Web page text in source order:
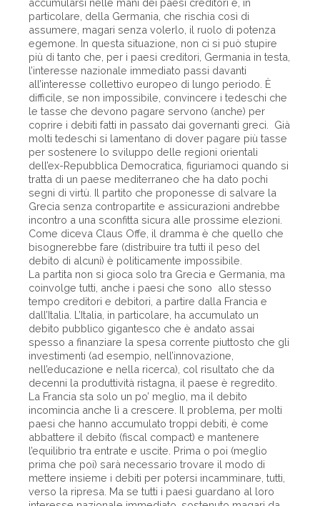
accumularsi nelle mani dei paesi creditori e, in
particolare, della Germania, che rischia così di
assumere, magari senza volerlo, il ruolo di potenza
egemone. In questa situazione, non ci si può stupire
più di tanto che, per i paesi creditori, Germania in testa,
l’interesse nazionale immediato passi davanti
all’interesse collettivo europeo di lungo periodo. È
difficile, se non impossibile, convincere i tedeschi che
le tasse che devono pagare servono (anche) per
coprire i debiti fatti in passato dai governanti greci. Già
molti tedeschi si lamentano di dover pagare più tasse
per sostenere lo sviluppo delle regioni orientali
dell’ex-Repubblica Democratica, figuriamoci quando si
tratta di un paese mediterraneo che ha dato pochi
segni di virtù. Il partito che proponesse di salvare la
Grecia senza contropartite e assicurazioni andrebbe
incontro a una sconfitta sicura alle prossime elezioni.
Come diceva Claus Offe, il dramma è che quello che
bisognerebbe fare (distribuire tra tutti il peso del
debito di alcuni) è politicamente impossibile.
La partita non si gioca solo tra Grecia e Germania, ma
coinvolge tutti, anche i paesi che sono allo stesso
tempo creditori e debitori, a partire dalla Francia e
dall’Italia. L’Italia, in particolare, ha accumulato un
debito pubblico gigantesco che è andato assai
spesso a finanziare la spesa corrente piuttosto che gli
investimenti (ad esempio, nell’innovazione,
nell’educazione e nella ricerca), col risultato che da
decenni la produttività ristagna, il paese è regredito.
La Francia sta solo un po’ meglio, ma il debito
incomincia anche lì a crescere. Il problema, per molti
paesi che hanno accumulato troppi debiti, è come
abbattere il debito (fiscal compact) e mantenere
l’equilibrio tra entrate e uscite. Prima o poi (meglio
prima che poi) sarà necessario trovare il modo di
mettere insieme i debiti per potersi incamminare, tutti,
verso la ripresa. Ma se tutti i paesi guardano al loro